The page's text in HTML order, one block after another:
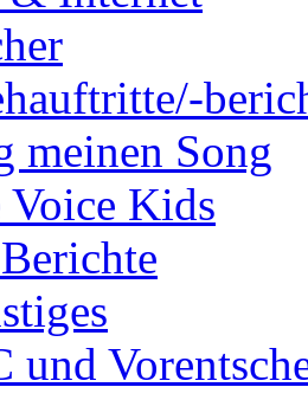
meinen Song
Voice Kids
und